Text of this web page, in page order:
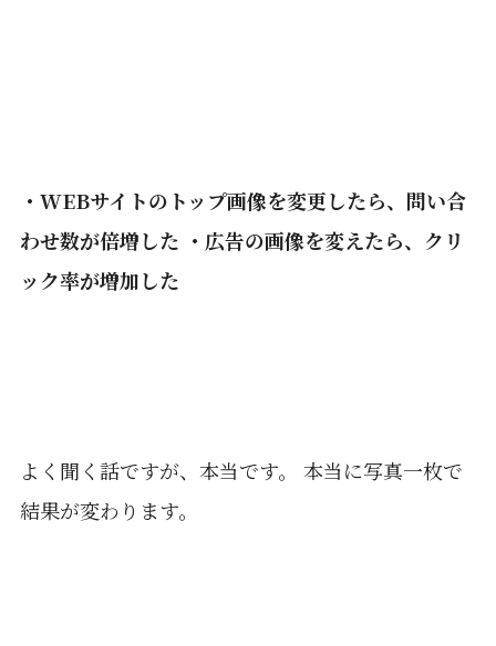
・WEBサイトのトップ画像を変更したら、問い合
わせ数が倍増した ・広告の画像を変えたら、クリ
ック率が増加した
よく聞く話ですが、本当です。 本当に写真一枚で
結果が変わります。